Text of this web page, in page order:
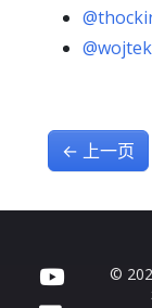
← 上一页
©